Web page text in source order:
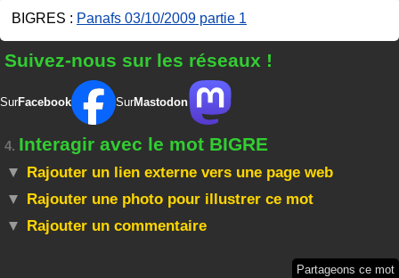
BIGRES : Panafs 03/10/2009 partie 1
Suivez-nous sur les réseaux !
SurFacebook SurMastodon
4. Interagir avec le mot BIGRE
Rajouter un lien externe vers une page web
Rajouter une photo pour illustrer ce mot
Rajouter un commentaire
Partageons ce mot